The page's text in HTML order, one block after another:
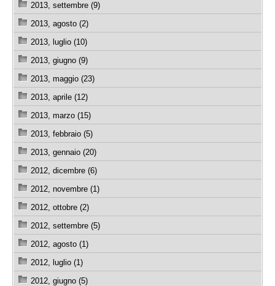
2013, settembre (9)
2013, agosto (2)
2013, luglio (10)
2013, giugno (9)
2013, maggio (23)
2013, aprile (12)
2013, marzo (15)
2013, febbraio (5)
2013, gennaio (20)
2012, dicembre (6)
2012, novembre (1)
2012, ottobre (2)
2012, settembre (5)
2012, agosto (1)
2012, luglio (1)
2012, giugno (5)